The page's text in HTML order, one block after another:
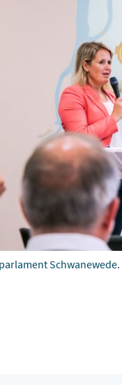
Schwanewede.